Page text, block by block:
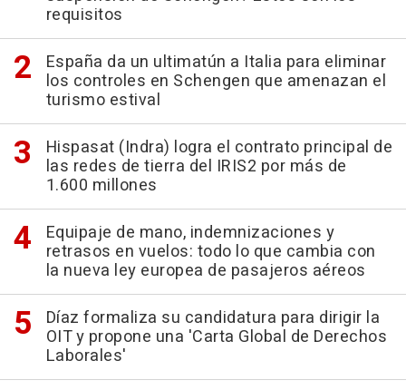
requisitos
España da un ultimatún a Italia para eliminar
los controles en Schengen que amenazan el
turismo estival
Hispasat (Indra) logra el contrato principal de
las redes de tierra del IRIS2 por más de
1.600 millones
Equipaje de mano, indemnizaciones y
retrasos en vuelos: todo lo que cambia con
la nueva ley europea de pasajeros aéreos
Díaz formaliza su candidatura para dirigir la
OIT y propone una 'Carta Global de Derechos
Laborales'